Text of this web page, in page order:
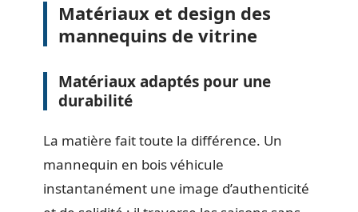
Matériaux et design des
mannequins de vitrine
Matériaux adaptés pour une
durabilité
La matière fait toute la différence. Un
mannequin en bois véhicule
instantanément une image d’authenticité